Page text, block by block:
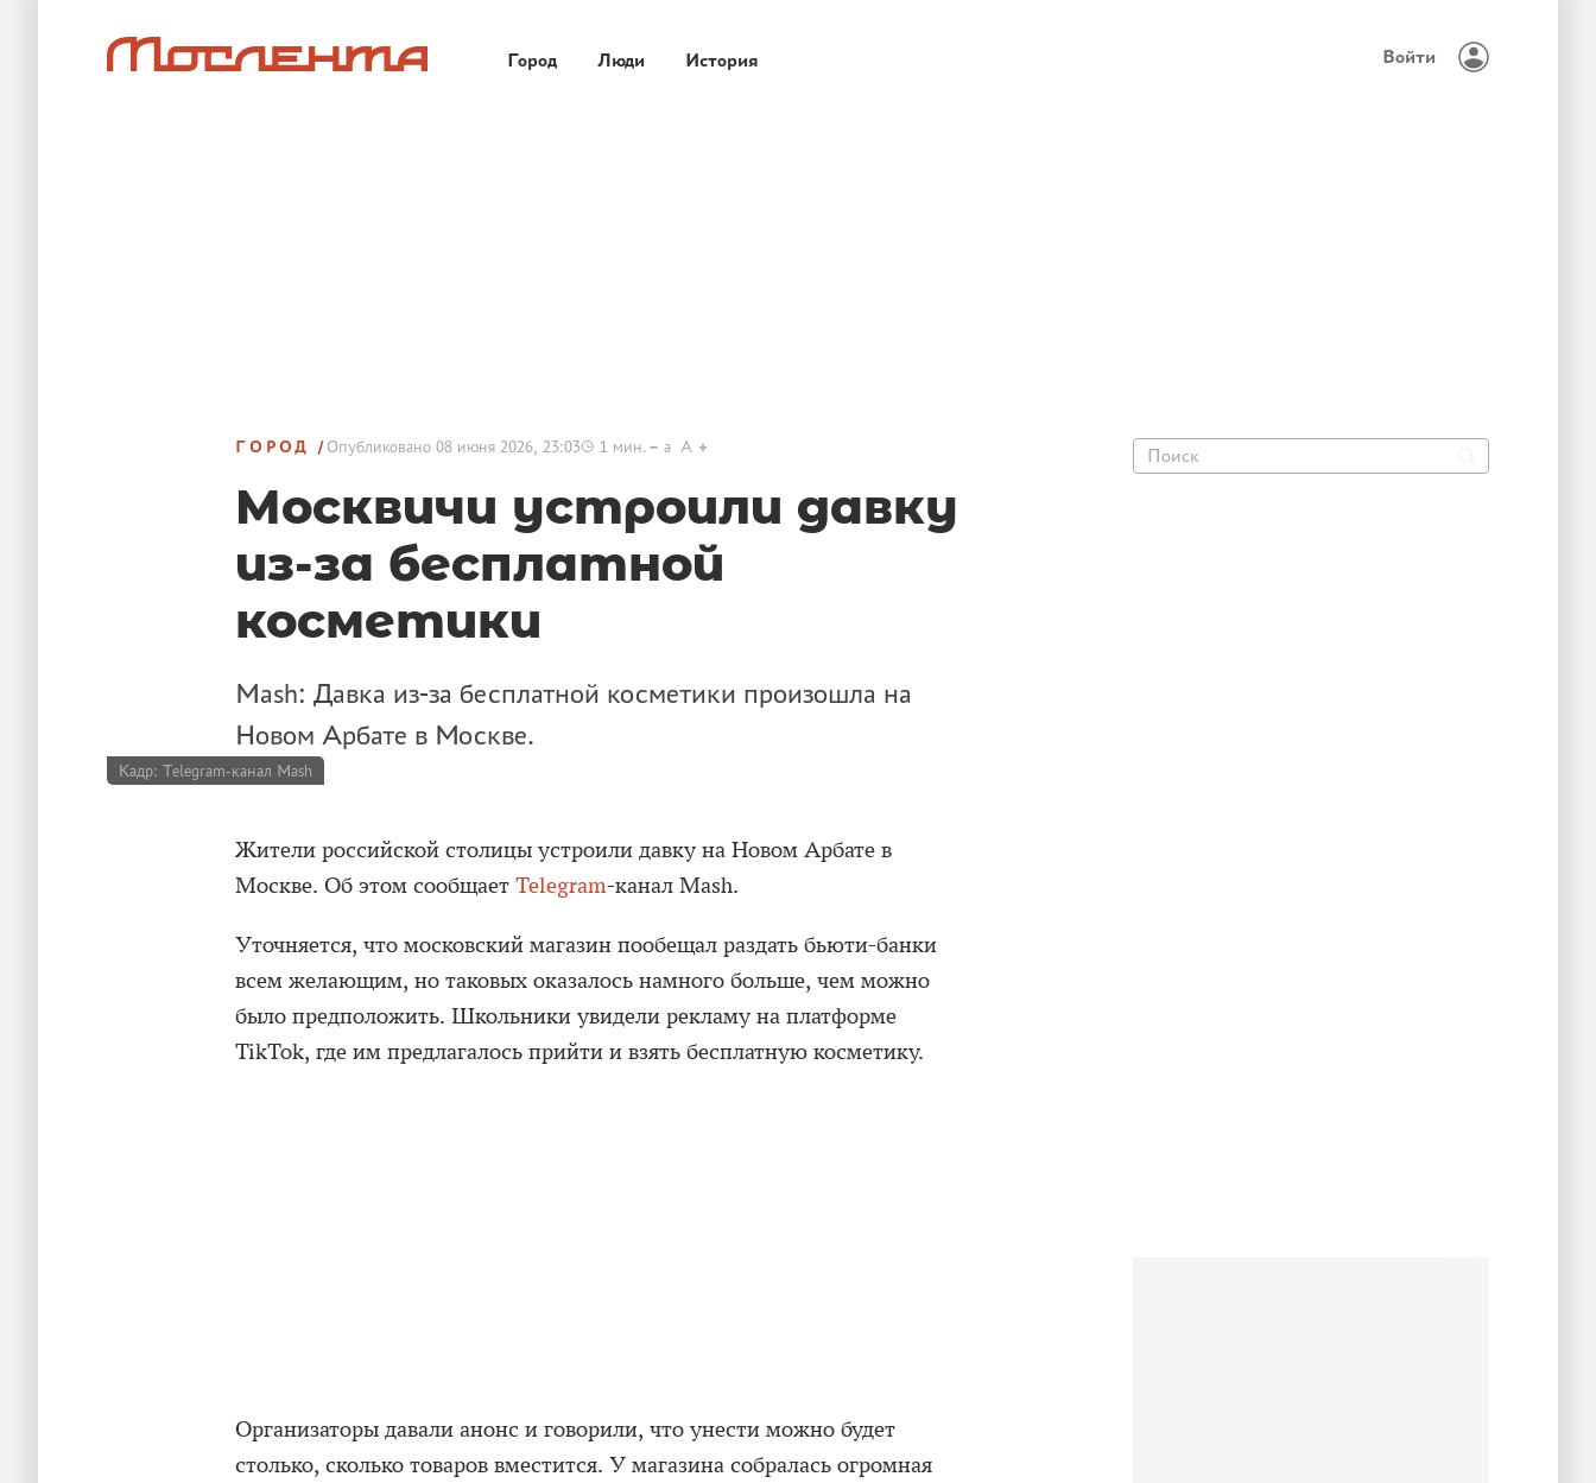
Город Люди История Войти
ГОРОД Опубликовано 08 июня 2026, 23:03 1 мин. a A
Москвичи устроили давку
из-за бесплатной
косметики
Mash: Давка из-за бесплатной косметики произошла на
Новом Арбате в Москве.
Кадр: Telegram-канал Mash
Жители российской столицы устроили давку на Новом Арбате в
Москве. Об этом сообщает Telegram-канал Mash.
Уточняется, что московский магазин пообещал раздать бьюти-банки
всем желающим, но таковых оказалось намного больше, чем можно
было предположить. Школьники увидели рекламу на платформе
TikTok, где им предлагалось прийти и взять бесплатную косметику.
Организаторы давали анонс и говорили, что унести можно будет
столько, сколько товаров вместится. У магазина собралась огромная